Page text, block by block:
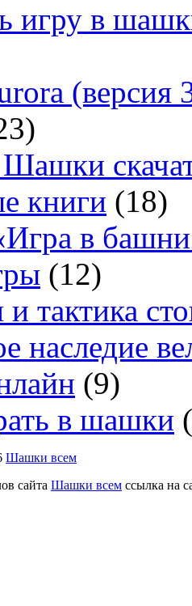
игру в
(версия
книги (18)
в
(12)
и тактика
наследие
(9)
в шашки
Шашки всем
сайта Шашки всем ссылка на